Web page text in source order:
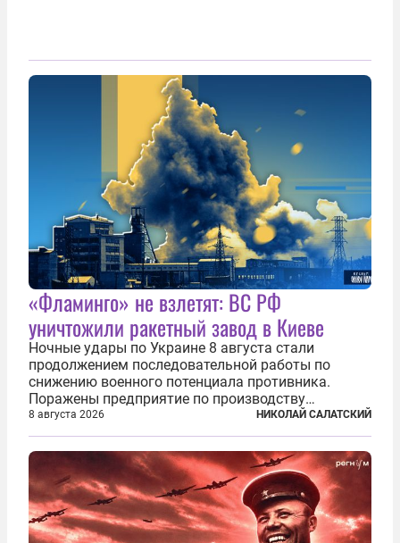
«Фламинго» не взлетят: ВС РФ
уничтожили ракетный завод в Киеве
Ночные удары по Украине 8 августа стали
продолжением последовательной работы по
снижению военного потенциала противника.
Поражены предприятие по производству
крылатых ракет, крупный склад топлива и два
сухогруза с военными грузами. Дополнительно
нанесены удары по объектам в ряде городов. В
Киеве...
8 августа 2026 НИКОЛАЙ САЛАТСКИЙ